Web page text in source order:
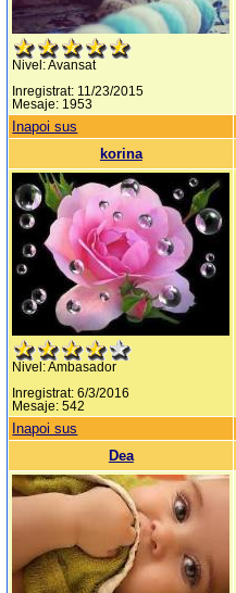
Nivel: Avansat
Inregistrat: 11/23/2015
Mesaje: 1953
Inapoi sus
korina
Nivel: Ambasador
Inregistrat: 6/3/2016
Mesaje: 542
Inapoi sus
Dea